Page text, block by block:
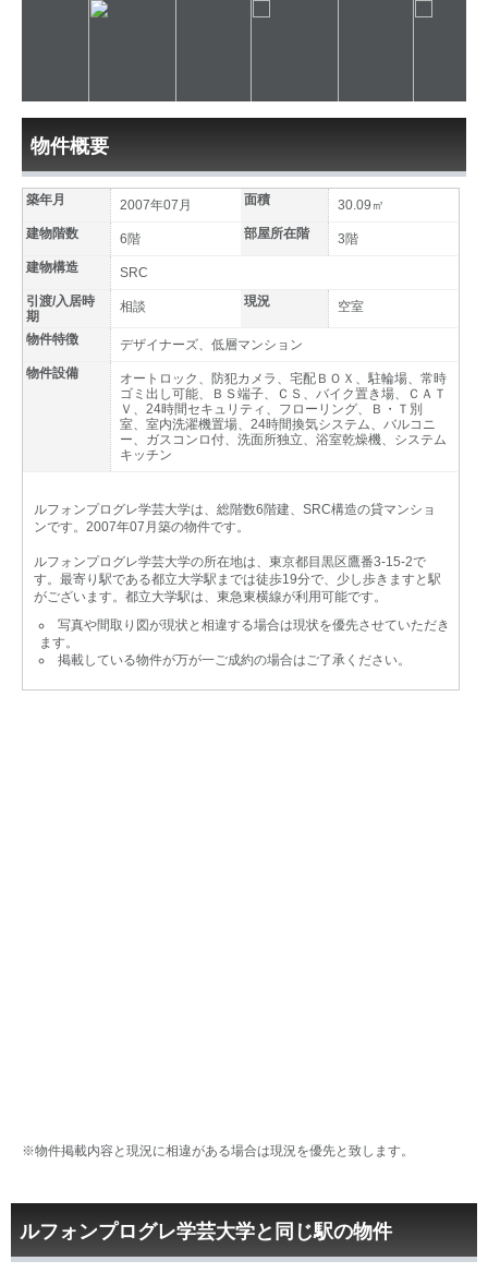
物件概要
築年月 2007年07月 面積
30.09㎡
建物階数
6階 部屋所在階
3階
建物構造
SRC
引渡/入居時
期
相談 現況 空室
物件特徴
デザイナーズ、低層マンション
物件設備
オートロック、防犯カメラ、宅配ＢＯＸ、駐輪場、常時
ゴミ出し可能、ＢＳ端子、ＣＳ、バイク置き場、ＣＡＴ
Ｖ、24時間セキュリティ、フローリング、Ｂ・Ｔ別
室、室内洗濯機置場、24時間換気システム、バルコニ
ー、ガスコンロ付、洗面所独立、浴室乾燥機、システム
キッチン
ルフォンプログレ学芸大学は、総階数6階建、SRC構造の貸マンショ
ンです。2007年07月築の物件です。
ルフォンプログレ学芸大学の所在地は、東京都目黒区鷹番3-15-2で
す。最寄り駅である都立大学駅までは徒歩19分で、少し歩きますと駅
がございます。都立大学駅は、東急東横線が利用可能です。
写真や間取り図が現状と相違する場合は現状を優先させていただき
ます。
掲載している物件が万が一ご成約の場合はご了承ください。
※物件掲載内容と現況に相違がある場合は現況を優先と致します。
ルフォンプログレ学芸大学と同じ駅の物件